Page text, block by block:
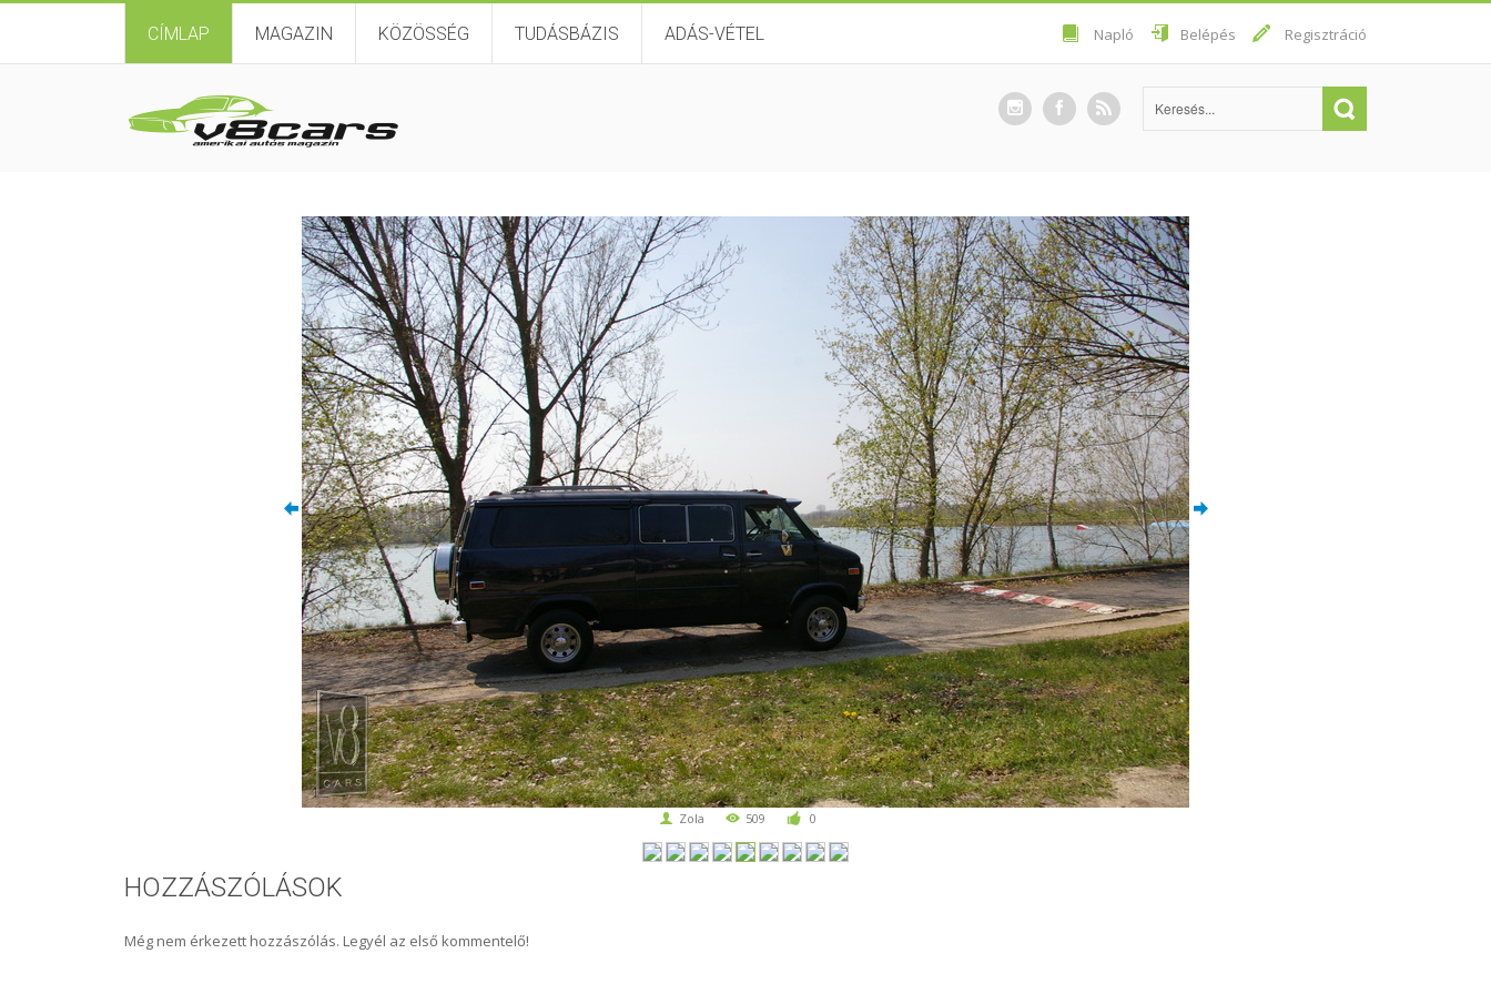
CÍMLAP MAGAZIN KÖZÖSSÉG TUDÁSBÁZIS ADÁS-VÉTEL Napló Belépés Regisztráció
Zola 509 0
HOZZÁSZÓLÁSOK
Még nem érkezett hozzászólás. Legyél az első kommentelő!